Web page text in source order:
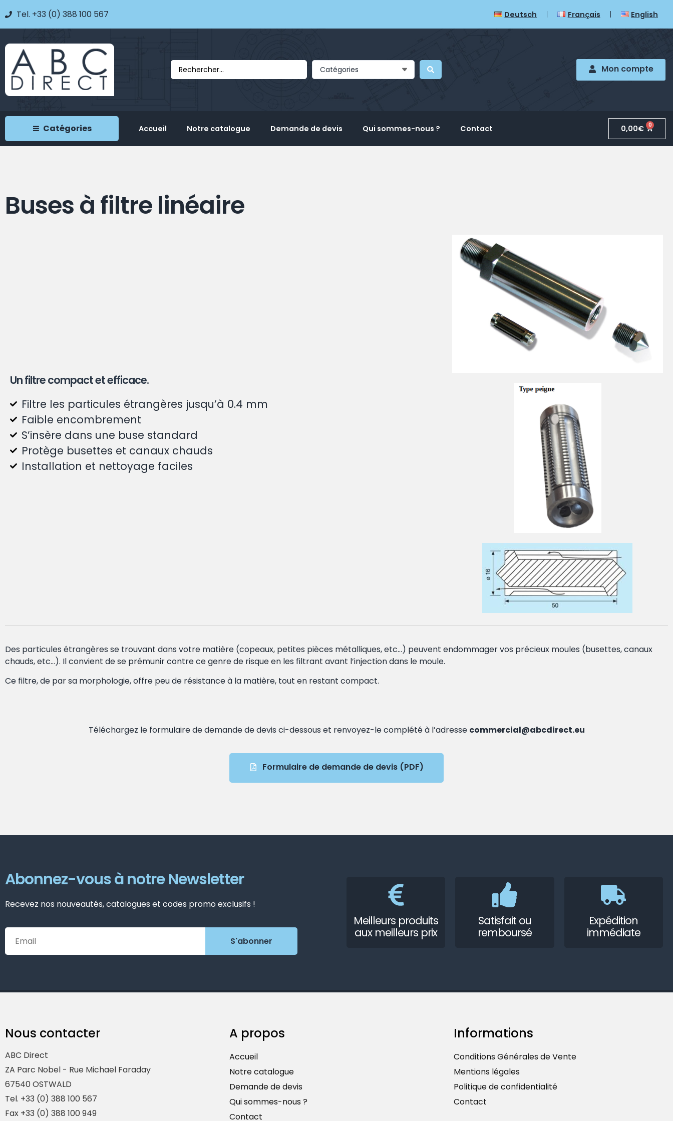
Tel. +33 (0) 388 100 567 Deutsch Français English
Catégories Mon compte
Catégories Accueil Notre catalogue Demande de devis Qui sommes-nous ? Contact 0,00€ 0
Buses à filtre linéaire
Un filtre compact et efficace.
Filtre les particules étrangères jusqu’à 0.4 mm
Faible encombrement
S’insère dans une buse standard
Protège busettes et canaux chauds
Installation et nettoyage faciles
Des particules étrangères se trouvant dans votre matière (copeaux, petites pièces métalliques, etc…) peuvent endommager vos précieux moules (busettes, canaux
chauds, etc…). Il convient de se prémunir contre ce genre de risque en les filtrant avant l’injection dans le moule.
Ce filtre, de par sa morphologie, offre peu de résistance à la matière, tout en restant compact.
Téléchargez le formulaire de demande de devis ci-dessous et renvoyez-le complété à l’adresse commercial@abcdirect.eu
Formulaire de demande de devis (PDF)
Abonnez-vous à notre Newsletter
Recevez nos nouveautés, catalogues et codes promo exclusifs !
Meilleurs produits
aux meilleurs prix
Satisfait ou
remboursé
Expédition
immédiate
Nous contacter
ABC Direct
ZA Parc Nobel - Rue Michael Faraday
67540 OSTWALD
Tel. +33 (0) 388 100 567
Fax +33 (0) 388 100 949
A propos
Accueil
Notre catalogue
Demande de devis
Qui sommes-nous ?
Contact
Informations
Conditions Générales de Vente
Mentions légales
Politique de confidentialité
Contact